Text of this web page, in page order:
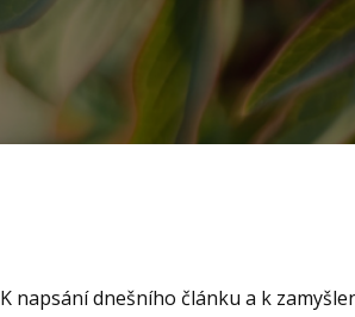
K napsání dnešního článku a k